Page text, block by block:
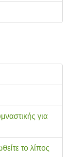
για
το λίπος